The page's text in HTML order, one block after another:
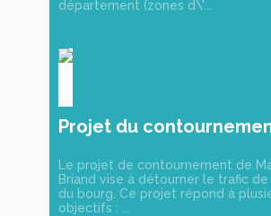
département (zones d\'...
Projet du
Le projet de contournement de
Briand vise à détourner le trafic
du bourg. Ce projet répond à
objectifs : ...